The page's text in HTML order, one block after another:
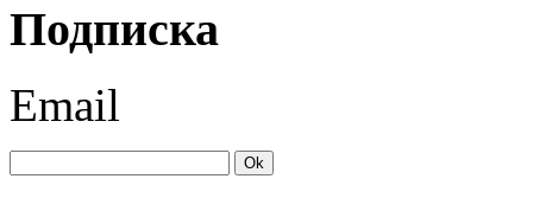
Подписка
Email